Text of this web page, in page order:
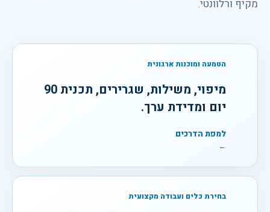
מקיף ורלוונטי.
הטמעה ומוכנות ארגונית
מיפוי, משילות, שגרירים, תכנית 90
יום ומדידת ערך.
למפת הדרכים
←
בחירת כלים ועבודה מקצועית